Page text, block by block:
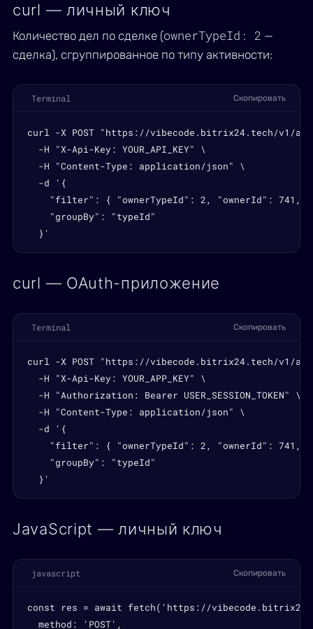
curl — личный ключ
Количество дел по сделке (ownerTypeId: 2 —
сделка), сгруппированное по типу активности:
Terminal Скопировать
curl -X POST "https://vibecode.bitrix24.tech/v1/
  -H "X-Api-Key: YOUR_API_KEY" \
  -H "Content-Type: application/json" \
  -d '{
"filter": { "ownerTypeId": 2, "ownerId": 741,
    "groupBy": "typeId"
  }'
curl — OAuth-приложение
Terminal Скопировать
curl -X POST "https://vibecode.bitrix24.tech/v1/
  -H "X-Api-Key: YOUR_APP_KEY" \
  -H "Authorization: Bearer USER_SESSION_TOKEN" \
  -H "Content-Type: application/json" \
  -d '{
"filter": { "ownerTypeId": 2, "ownerId": 741,
    "groupBy": "typeId"
  }'
JavaScript — личный ключ
javascript Скопировать
const res = await fetch('https://
  method: 'POST',